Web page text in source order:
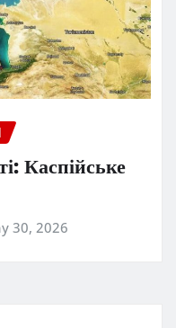
Каспійське
30, 2026